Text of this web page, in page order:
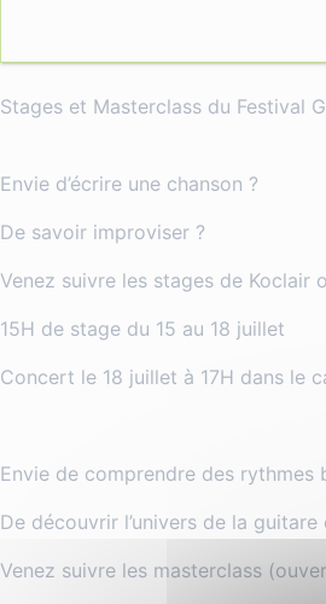
Stages et Masterclass du Festival
Envie d’écrire une chanson ?
De savoir improviser ?
Venez suivre les stages de Koclair
15H de stage du 15 au 18 juillet
Concert le 18 juillet à 17H dans le
Envie de comprendre des rythmes
De découvrir l’univers de la
Venez suivre les masterclass